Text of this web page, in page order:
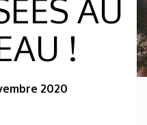
AU
!
2020